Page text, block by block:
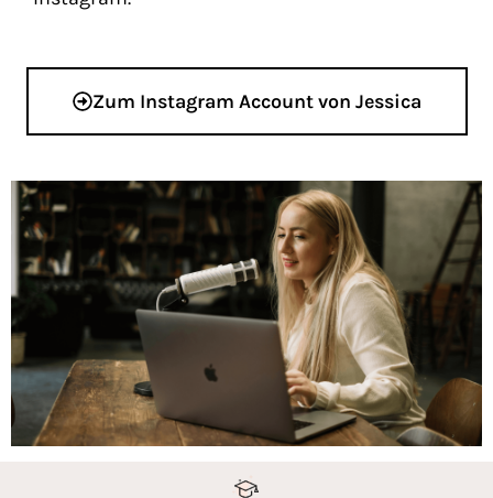
Zum Instagram Account von Jessica